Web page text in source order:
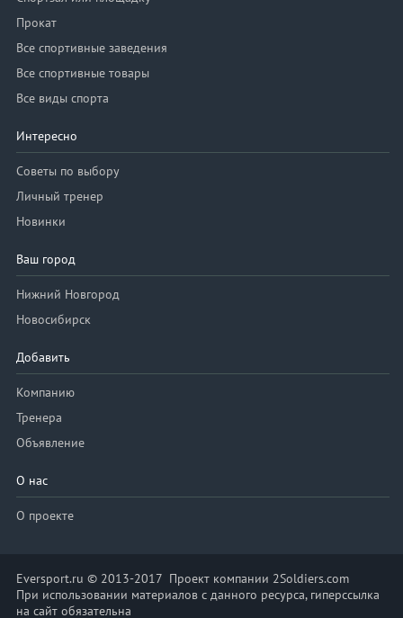
Прокат
Все спортивные заведения
Все спортивные товары
Все виды спорта
Интересно
Советы по выбору
Личный тренер
Новинки
Ваш город
Нижний Новгород
Новосибирск
Добавить
Компанию
Тренера
Объявление
О нас
О проекте
Eversport.ru © 2013-2017 Проект компании 2Soldiers.com
При использовании материалов с данного ресурса, гиперссылка
на сайт обязательна